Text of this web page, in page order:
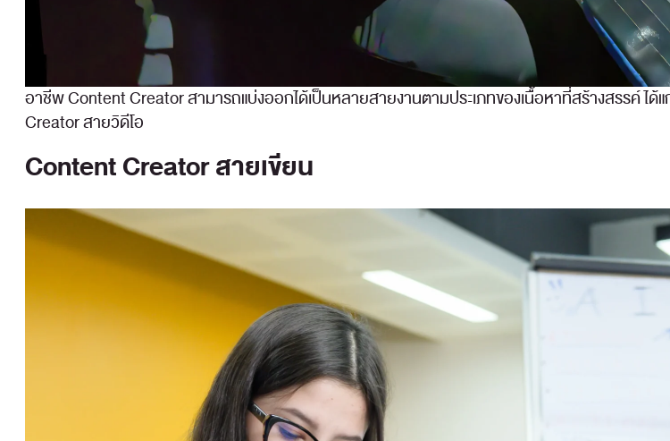
อาชีพ Content Creator สามารถแบ่งออกได้เป็นหลายสายงานตามประเภทของเนื้อหาที่สร้างสรรค์
Creator สายวิดีโอ
Content Creator สายเขียน